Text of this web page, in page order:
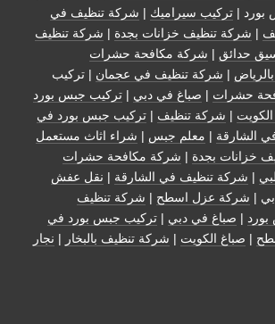
بورد | تركيب سيراميك | شركة تنظيف في
| شركة تنظيف خزانات بجدة | شركة تنظيف
حدائق | شركة مكافحة حشرات
| شركة تنظيف في عجمان | تركيب
حشرات | صباغ في دبي | تركيب جبس بورد
| شركة تنظيف | تركيب جبس بورد في
الشارقة | معلم جبس | شراء اثاث مستعمل
خزانات بجدة | شركة مكافحة حشرات
| شركة تنظيف في الشارقة | نقل عفش
| شركة عزل اسطح | شركة تنظيف
| صباغ في دبي | تركيب جبس بورد في
| صباغ الكويت | شركة تنظيف بالبخار | نجار